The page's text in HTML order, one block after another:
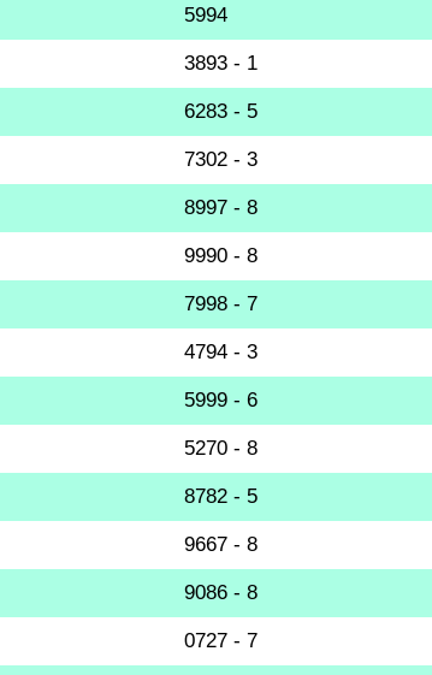
5994
3893 - 1
6283 - 5
7302 - 3
8997 - 8
9990 - 8
7998 - 7
4794 - 3
5999 - 6
5270 - 8
8782 - 5
9667 - 8
9086 - 8
0727 - 7